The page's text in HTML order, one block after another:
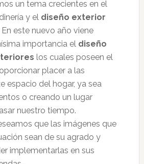
un tema crecientes en el
y el diseño exterior
En este nuevo año viene
importancia el diseño
los cuales poseen el
placer a las
espacio del hogar, ya sea
o creando un lugar
nuestro tiempo.
que las imágenes que
sean de su agrado y
implementarlas en sus